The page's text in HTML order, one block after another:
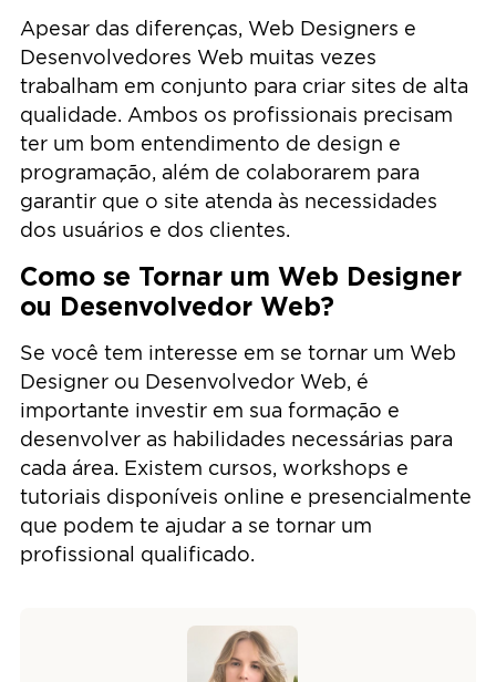
Apesar das diferenças, Web Designers e
Desenvolvedores Web muitas vezes
trabalham em conjunto para criar sites de alta
qualidade. Ambos os profissionais precisam
ter um bom entendimento de design e
programação, além de colaborarem para
garantir que o site atenda às necessidades
dos usuários e dos clientes.
Como se Tornar um Web Designer
ou Desenvolvedor Web?
Se você tem interesse em se tornar um Web
Designer ou Desenvolvedor Web, é
importante investir em sua formação e
desenvolver as habilidades necessárias para
cada área. Existem cursos, workshops e
tutoriais disponíveis online e presencialmente
que podem te ajudar a se tornar um
profissional qualificado.